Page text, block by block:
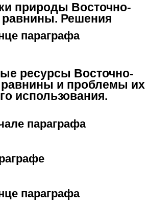
природы Восточно-
равнины. Решения
параграфа
ресурсы Восточно-
равнины и проблемы их
использования.
параграфа
параграфа